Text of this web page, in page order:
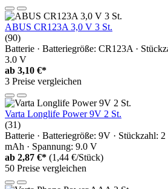
ABUS CR123A 3,0 V 3 St.
(90)
Batterie · Batteriegröße: CR123A ·
3.0 V
ab 3,10 €*
3 Preise vergleichen
Varta Longlife Power 9V 2 St.
(31)
Batterie · Batteriegröße: 9V · Stückzahl:
mAh · Spannung: 9.0 V
ab 2,87 €* (1,44 €/Stück)
50 Preise vergleichen